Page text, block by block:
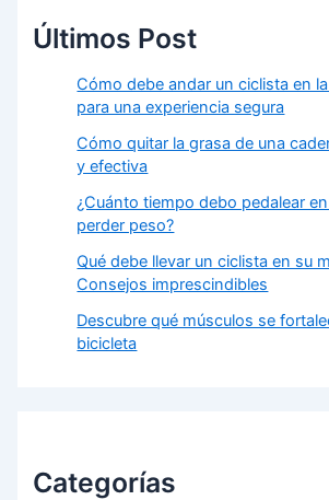
Últimos Post
Cómo debe andar un ciclista en
para una experiencia segura
Cómo quitar la grasa de una
y efectiva
¿Cuánto tiempo debo pedalear
perder peso?
Qué debe llevar un ciclista en su
Consejos imprescindibles
Descubre qué músculos se
bicicleta
Categorías